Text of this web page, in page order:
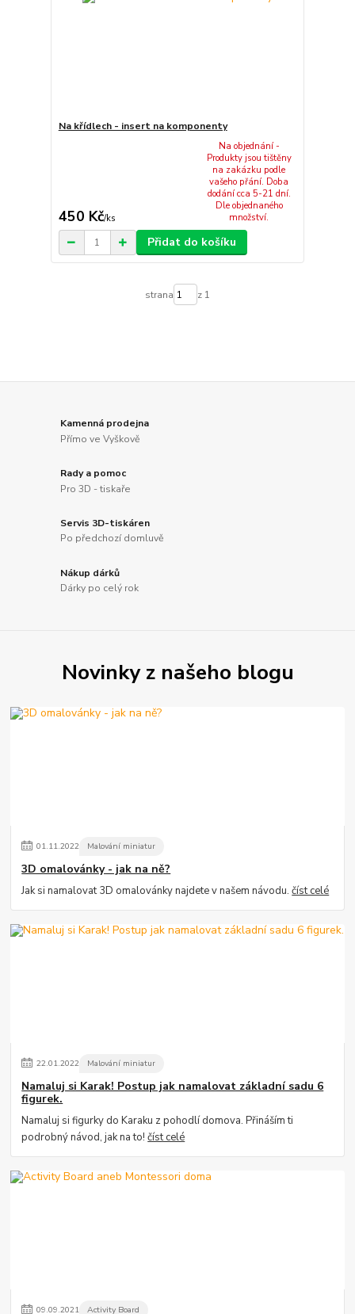
Na křídlech - insert na komponenty
450 Kč/ks
Na objednání -
Produkty jsou tištěny
na zakázku podle
vašeho přání. Doba
dodání cca 5-21 dní.
Dle objednaného
množství.
Přidat do košíku
strana z 1
Kamenná prodejna
Přímo ve Vyškově
Rady a pomoc
Pro 3D - tiskaře
Servis 3D-tiskáren
Po předchozí domluvě
Nákup dárků
Dárky po celý rok
Novinky z našeho blogu
01.11.2022 Malování miniatur
3D omalovánky - jak na ně?
Jak si namalovat 3D omalovánky najdete v našem návodu.číst celé
22.01.2022 Malování miniatur
Namaluj si Karak! Postup jak namalovat základní sadu 6
figurek.
Namaluj si figurky do Karaku z pohodlí domova. Přináším ti
podrobný návod, jak na to!číst celé
09.09.2021 Activity Board